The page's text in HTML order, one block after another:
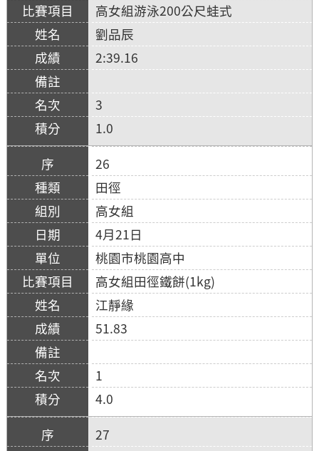
高女組游泳200公尺蛙式
劉品辰
2:39.16
3
1.0
26
田徑
高女組
4月21日
桃園市桃園高中
高女組田徑鐵餅(1kg)
江靜緣
51.83
1
4.0
27